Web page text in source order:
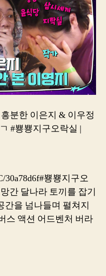
분한 이은지 & 이우정
#뿅뿅지구오락실 |
30a78d6f#뿅뿅지구오
간 달나라 토끼를 잡기
간을 넘나들며 펼쳐지
스 액션 어드벤처 버라